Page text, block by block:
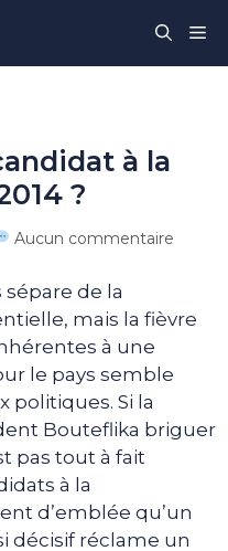
à la
?
Aucun commentaire
de la
mais la fièvre
à une
le pays semble
politiques. Si la
Bouteflika briguer
pas tout à fait
à la
d’emblée qu’un
décisif réclame un